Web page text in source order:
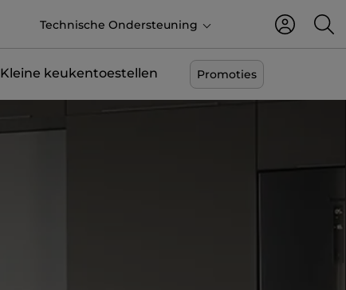
Technische Ondersteuning
Kleine keukentoestellen Promoties